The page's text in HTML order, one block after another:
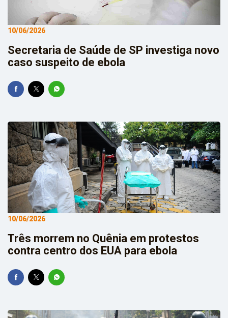
10/06/2026
Secretaria de Saúde de SP investiga novo
caso suspeito de ebola
10/06/2026
Três morrem no Quênia em protestos
contra centro dos EUA para ebola